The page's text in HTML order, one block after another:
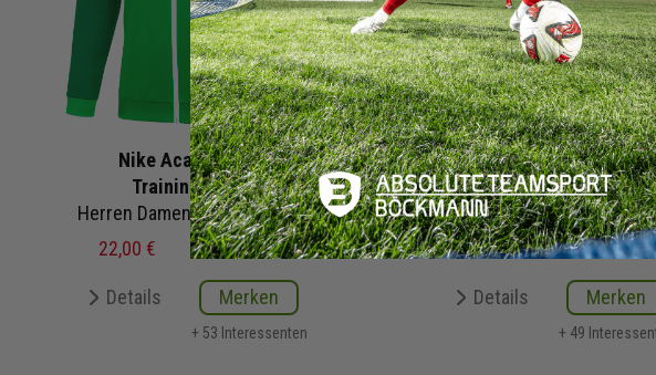
Nike Academy Pro
Trainingsjacke
Herren Damen | Track Jacket
22,00 €
54,99 €UVP
Details Merken
+ 53 Interessenten
Nike Academy 25
Trainingsanzug Satz
539,80 €
899,80 €
Details Merken
+ 49